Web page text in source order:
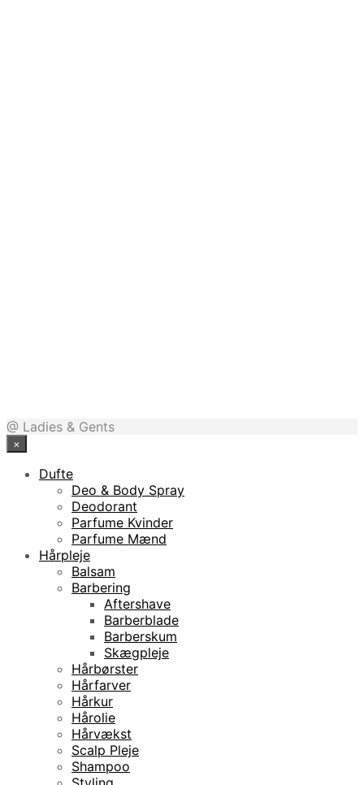
@ Ladies & Gents
×
Dufte
Deo & Body Spray
Deodorant
Parfume Kvinder
Parfume Mænd
Hårpleje
Balsam
Barbering
Aftershave
Barberblade
Barberskum
Skægpleje
Hårbørster
Hårfarver
Hårkur
Hårolie
Hårvækst
Scalp Pleje
Shampoo